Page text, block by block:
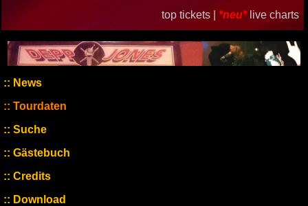
top tickets | *neu* live charts
News
Tourdaten
Suche
Gästebuch
Credits
Download